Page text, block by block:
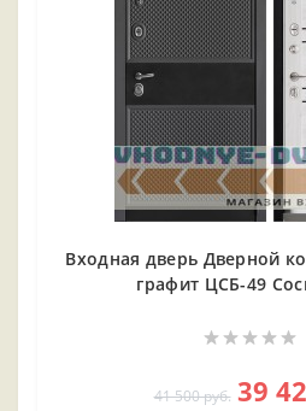
Входная дверь Дверной
графит ЦСБ-49
41 500 руб. 39